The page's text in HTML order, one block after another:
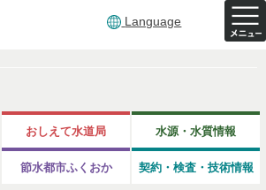
Language
おしえて水道局 水源・水質情報
節水都市ふくおか 契約・検査・技術情報